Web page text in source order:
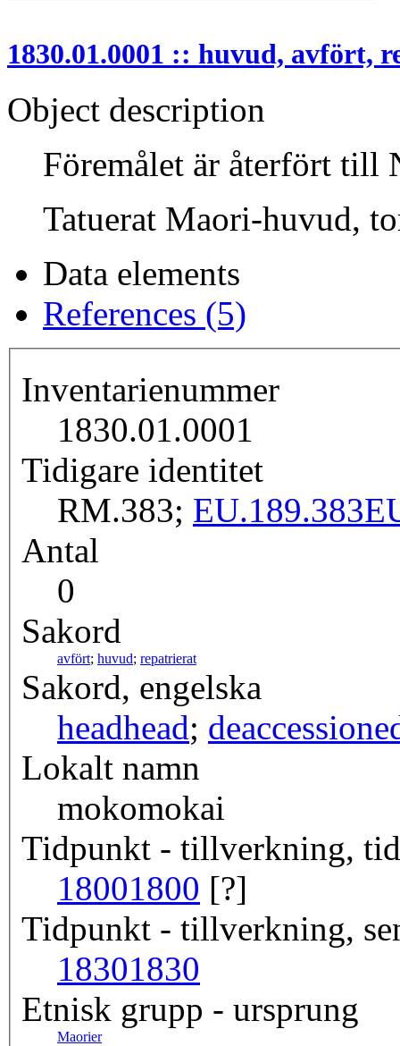
1830.01.0001 :: huvud, avfört,
Object description
Föremålet är återfört till
Tatuerat Maori-huvud,
Data elements
References (5)
Inventarienummer
1830.01.0001
Tidigare identitet
RM.383; EU.189.383
Antal
0
Sakord
avfört; huvud; repatrierat
Sakord, engelska
headhead;
Lokalt namn
mokomokai
Tidpunkt - tillverkning,
18001800 [?]
Tidpunkt - tillverkning,
18301830
Etnisk grupp - ursprung
Maorier